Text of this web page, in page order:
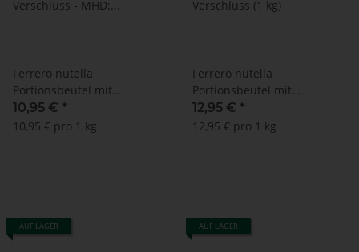
Ferrero nutella
Portionsbeutel mit
Verschluss - MHD:
19.05.2026 (1 kg)
10,95 € *
10,95 € pro 1 kg
Ferrero nutella
Portionsbeutel mit
Verschluss (1 kg)
12,95 € *
12,95 € pro 1 kg
AUF LAGER AUF LAGER